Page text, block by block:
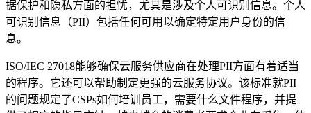
据保护和隐私方面的担忧，尤其是涉及个人可识别信息。个人
可识别信息（PII）包括任何可用以确定特定用户身份的信
息。
ISO/IEC 27018能够确保云服务供应商在处理PII方面有着适当
的程序。它还可以帮助制定更强的云服务协议。该标准就PII
的问题规定了CSPs如何培训员工，需要什么文件程序，并提